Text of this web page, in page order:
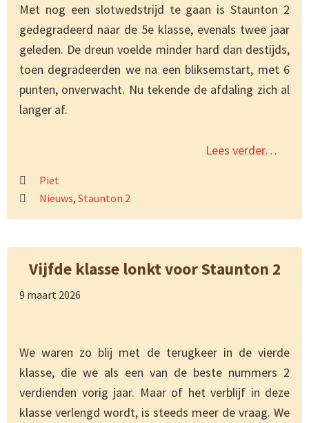
Met nog een slotwedstrijd te gaan is Staunton 2
gedegradeerd naar de 5e klasse, evenals twee jaar
geleden. De dreun voelde minder hard dan destijds,
toen degradeerden we na een bliksemstart, met 6
punten, onverwacht. Nu tekende de afdaling zich al
langer af.
Lees verder…
Piet
Nieuws, Staunton 2
Vijfde klasse lonkt voor Staunton 2
9 maart 2026
We waren zo blij met de terugkeer in de vierde
klasse, die we als een van de beste nummers 2
verdienden vorig jaar. Maar of het verblijf in deze
klasse verlengd wordt, is steeds meer de vraag. We